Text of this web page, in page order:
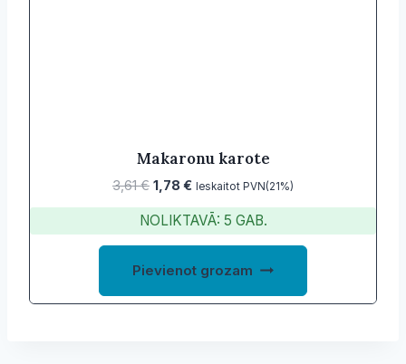
Makaronu karote
3,61€ Original
price
was:
3,61 €.
1,78€Current
price
is:
1,78 €.
Ieskaitot PVN(21%)
NOLIKTAVĀ: 5 GAB.
Pievienot grozam